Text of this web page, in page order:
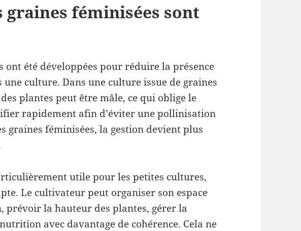
graines féminisées sont
ont été développées pour réduire la présence
une culture. Dans une culture issue de graines
plantes peut être mâle, ce qui oblige le
rapidement afin d’éviter une pollinisation
graines féminisées, la gestion devient plus
utile pour les petites cultures,
Le cultivateur peut organiser son espace
prévoir la hauteur des plantes, gérer la
avec davantage de cohérence. Cela ne